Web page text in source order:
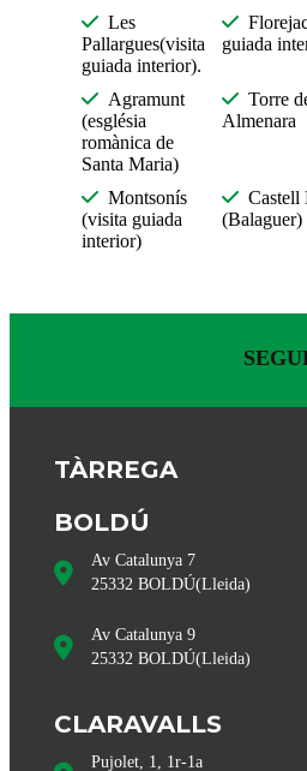
Les
Pallargues(visita
guiada interior).
guiada
Agramunt
(església
romànica de
Santa Maria)
Torre
Almenara
Montsonís
(visita guiada
interior)
Castell
(Balaguer)
TÀRREGA
BOLDÚ
Av Catalunya 7
25332 BOLDÚ(Lleida)
Av Catalunya 9
25332 BOLDÚ(Lleida)
CLARAVALLS
Pujolet, 1, 1r-1a